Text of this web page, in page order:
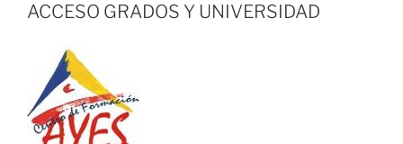
ACCESO GRADOS Y UNIVERSIDAD